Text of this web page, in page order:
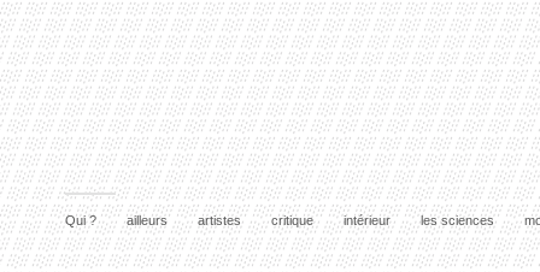
Qui ? ailleurs artistes critique intérieur les sciences